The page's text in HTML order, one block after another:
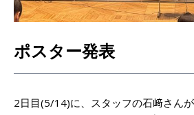
ポスター発表
2日目(5/14)に、スタッフの石﨑さん